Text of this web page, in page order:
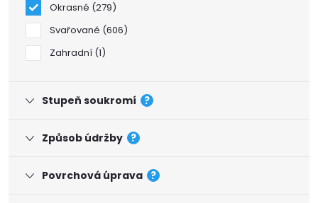
Okrasné 279
Svařované 606
Zahradní 1
Stupeň soukromí ?
Způsob údržby ?
Povrchová úprava ?